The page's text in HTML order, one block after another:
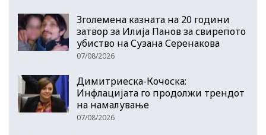
Зголемена казната на 20 години
затвор за Илија Панов за свирепото
убиство на Сузана Серенакова
07/08/2026
Димитриеска-Кочоска:
Инфлацијата го продолжи трендот
на намалување
07/08/2026